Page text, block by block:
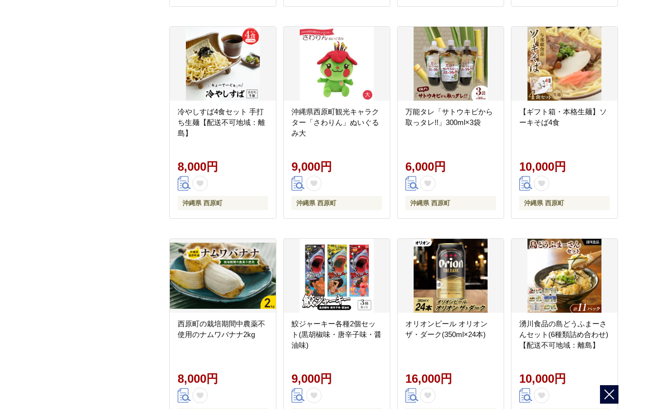
冷やしすば4食セット 手打
ち生麺【配送不可地域：離
島】
8,000円
沖縄県 西原町
沖縄県西原町観光キャラク
ター「さわりん」ぬいぐる
み大
9,000円
沖縄県 西原町
万能タレ「サトウキビから
取っタレ!!」300ml×3袋
6,000円
沖縄県 西原町
【ギフト箱・本格生麺】ソ
ーキそば4食
10,000円
沖縄県 西原町
西原町の栽培期間中農薬不
使用のナムワバナナ2kg
8,000円
鮫ジャーキー各種2個セッ
ト(黒胡椒味・唐辛子味・醤
油味)
9,000円
オリオンビール オリオン
ザ・ダーク(350ml×24本)
16,000円
湧川食品の島どうふまーさ
んセット(6種類詰め合わせ)
【配送不可地域：離島】
10,000円